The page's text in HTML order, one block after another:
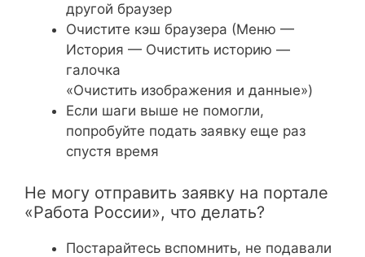
другой браузер
Очистите кэш браузера (Меню —
История — Очистить историю —
галочка
«Очистить изображения и данные»)
Если шаги выше не помогли,
попробуйте подать заявку еще раз
спустя время
Не могу отправить заявку на портале
«Работа России», что делать?
Постарайтесь вспомнить, не подавали